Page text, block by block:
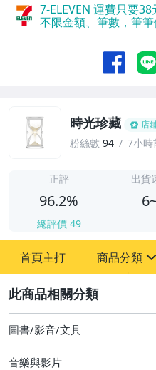
7-ELEVEN 運費只要38
不限金額、筆數，筆筆
時光珍藏 店
粉絲數 94 7小時
正評
96.2%
總評價 49
出貨
首頁主打 商品分類
其它
[全店] 粉絲專享
[全店] 週年慶
圖書/影音/文具
音樂與影片